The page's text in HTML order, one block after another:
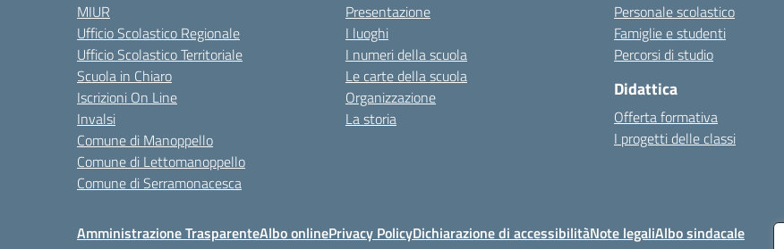
MIUR
Ufficio Scolastico Regionale
Ufficio Scolastico Territoriale
Scuola in Chiaro
Iscrizioni On Line
Invalsi
Comune di Manoppello
Comune di Lettomanoppello
Comune di Serramonacesca
Presentazione
I luoghi
I numeri della scuola
Le carte della scuola
Organizzazione
La storia
Personale scolastico
Famiglie e studenti
Percorsi di studio
Didattica
Offerta formativa
I progetti delle classi
Amministrazione TrasparenteAlbo onlinePrivacy PolicyDichiarazione di accessibilitàNote legaliAlbo sindacale